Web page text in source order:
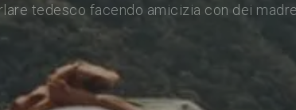
tedesco facendo amicizia con dei